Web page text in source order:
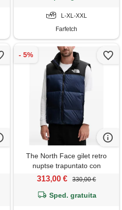
L-XL-XXL
Farfetch
The North Face gilet retro
nuptse trapuntato con
cappuccio - blu
313,00 € 330,00 €
Sped. gratuita